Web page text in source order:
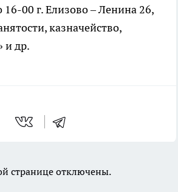
00 г. Елизово – Ленина 26,
казначейство,
и др.
странице отключены.